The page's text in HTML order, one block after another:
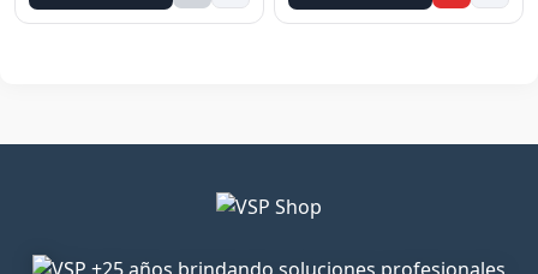
HOFFMAN
$9,355.07
Ventilador para Rack 19" con
$2,666.35